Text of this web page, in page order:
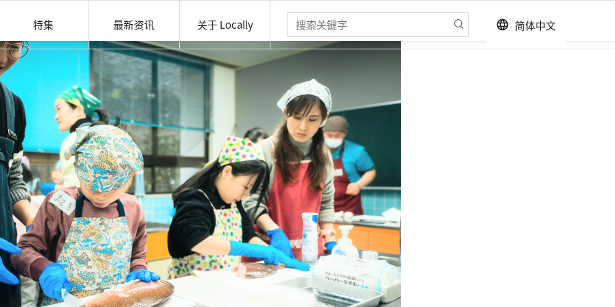
特集 最新资讯 关于 Locally language 简体中文